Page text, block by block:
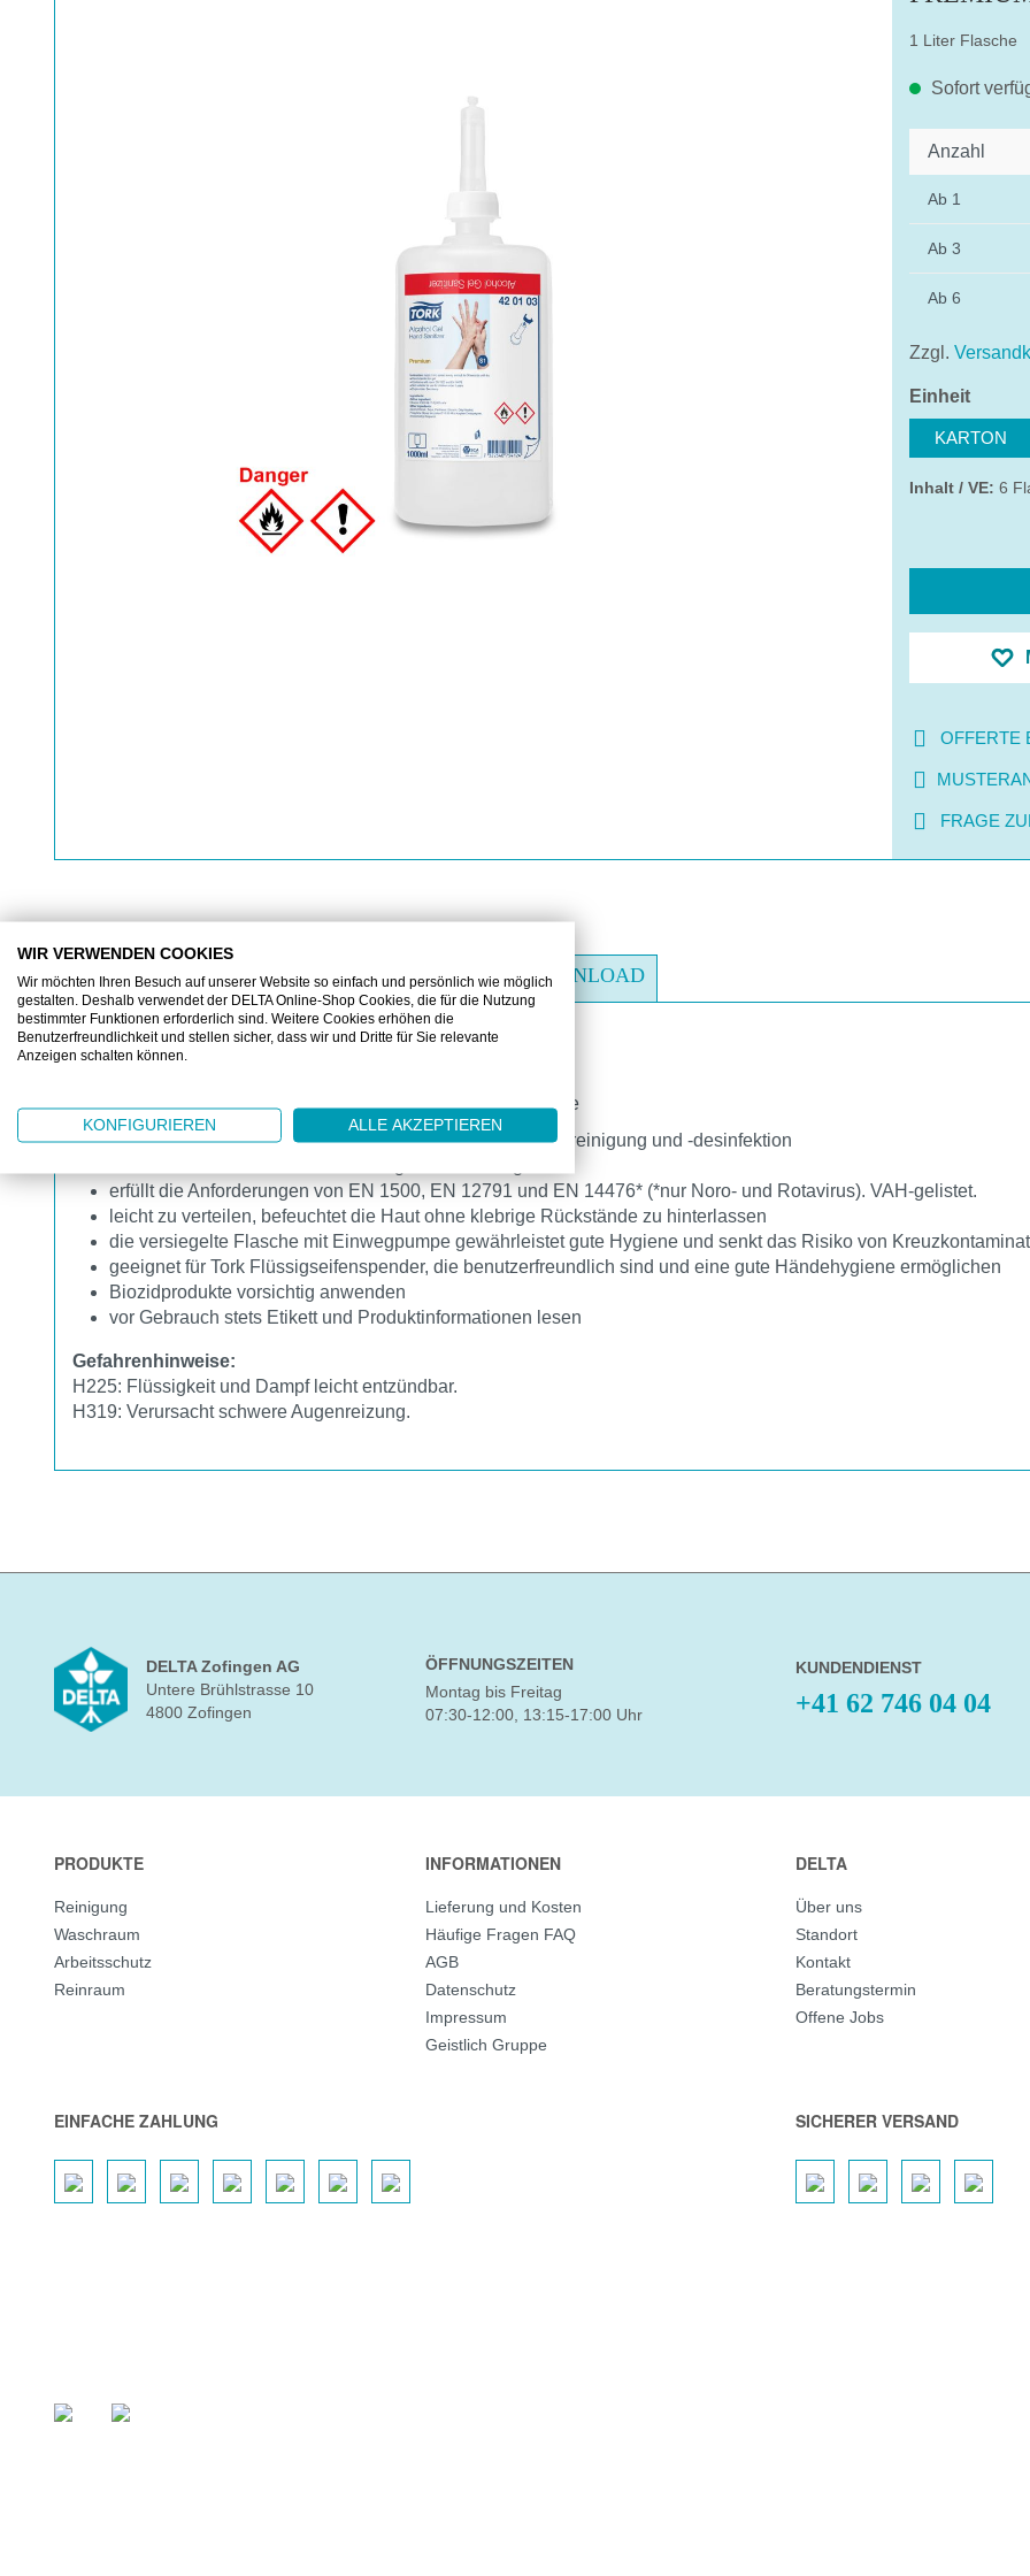
1 Liter Flasche
Sofort
Anzahl
Ab 1
Ab 3
Ab 6
Zzgl.
Einheit
KARTON
Inhalt / VE: 6
OFFERTE
FRAGE
BESCHREIBUNG ZUSATZINFORMATIONEN DOWNLOAD
Tork Händedesinfektionsgel S1 Premium
Das wirksamste Desinfektionsgel von Tork in 1 Liter Kartusche
mit 80 % denaturiertem Alkohol (w/w) zur raschen Händereinigung und -desinfektion
erfüllt die Anforderungen von EN 1500, EN 12791 und EN 14476* (*nur Noro- und Rotavirus). VAH-gelistet.
leicht zu verteilen, befeuchtet die Haut ohne klebrige Rückstände zu hinterlassen
die versiegelte Flasche mit Einwegpumpe gewährleistet gute Hygiene und senkt das Risiko von
geeignet für Tork Flüssigseifenspender, die benutzerfreundlich sind und eine gute Händehygiene ermöglichen
Biozidprodukte vorsichtig anwenden
vor Gebrauch stets Etikett und Produktinformationen lesen
Gefahrenhinweise:
H225: Flüssigkeit und Dampf leicht entzündbar.
H319: Verursacht schwere Augenreizung.
DELTA Zofingen AG
Untere Brühlstrasse 10
4800 Zofingen
ÖFFNUNGSZEITEN
Montag bis Freitag
07:30-12:00, 13:15-17:00 Uhr
KUNDENDIENST
+41 62 746 04 04
PRODUKTE
Reinigung
Waschraum
Arbeitsschutz
Reinraum
INFORMATIONEN
Lieferung und Kosten
Häufige Fragen FAQ
AGB
Datenschutz
Impressum
Geistlich Gruppe
DELTA
Über uns
Standort
Kontakt
Beratungstermin
Offene Jobs
EINFACHE ZAHLUNG SICHERER VERSAND
WIR VERWENDEN COOKIES
Wir möchten Ihren Besuch auf unserer Website so einfach und persönlich wie möglich
gestalten. Deshalb verwendet der DELTA Online-Shop Cookies, die für die Nutzung
bestimmter Funktionen erforderlich sind. Weitere Cookies erhöhen die
Benutzerfreundlichkeit und stellen sicher, dass wir und Dritte für Sie relevante
Anzeigen schalten können.
KONFIGURIEREN ALLE AKZEPTIEREN